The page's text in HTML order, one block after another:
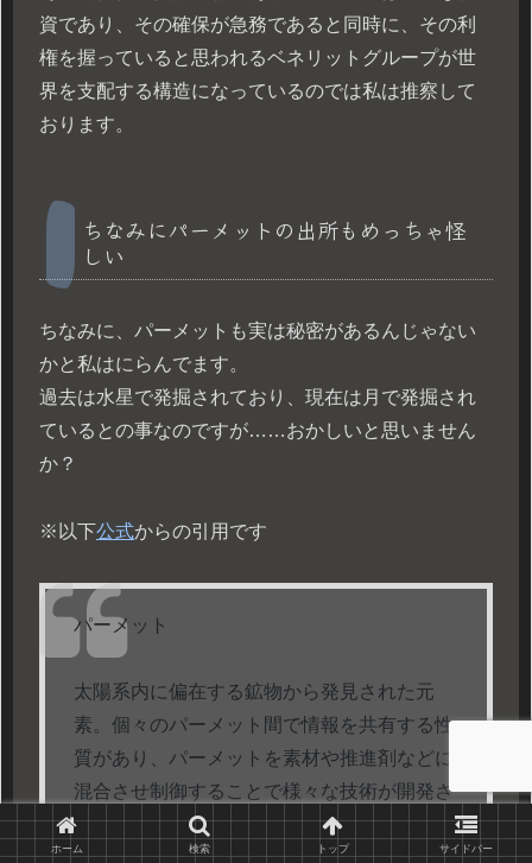
資であり、その確保が急務であると同時に、その利
権を握っていると思われるベネリットグループが世
界を支配する構造になっているのでは私は推察して
おります。
ちなみにパーメットの出所もめっちゃ怪
しい
ちなみに、パーメットも実は秘密があるんじゃない
かと私はにらんでます。
過去は水星で発掘されており、現在は月で発掘され
ているとの事なのですが……おかしいと思いません
か？
※以下公式からの引用です
パーメット
太陽系内に偏在する鉱物から発見された元
素。個々のパーメット間で情報を共有する性
質があり、パーメットを素材や推進剤などに
混合させ制御することで様々な技術が開発さ
れる。パーメットを人体に流入させる身体機
能拡張技術は宇宙に進出する基盤と考えられ
ホーム 検索 トップ サイドバー